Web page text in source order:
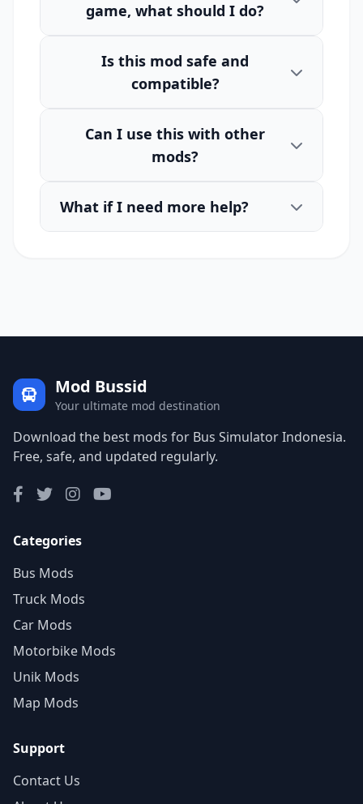
game, what should I do?
Is this mod safe and
compatible?
Can I use this with other
mods?
What if I need more help?
Mod Bussid
Your ultimate mod destination
Download the best mods for Bus Simulator Indonesia.
Free, safe, and updated regularly.
Categories
Bus Mods
Truck Mods
Car Mods
Motorbike Mods
Unik Mods
Map Mods
Support
Contact Us